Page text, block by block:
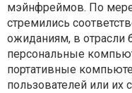
мэйнфреймов. По мере
стремились
ожиданиям, в отрасли
персональные
портативные
пользователей или